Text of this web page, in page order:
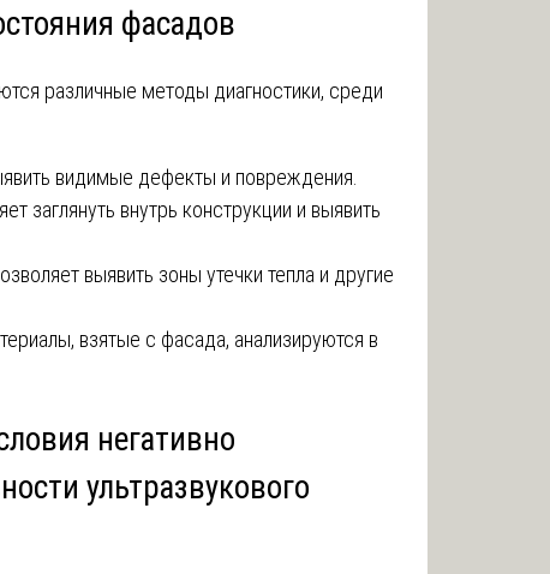
фасадов
различные методы диагностики, среди
видимые дефекты и повреждения.
заглянуть внутрь конструкции и выявить
выявить зоны утечки тепла и другие
взятые с фасада, анализируются в
негативно
ультразвукового